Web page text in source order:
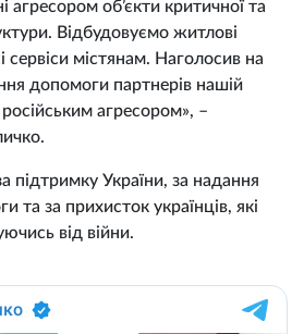
об’єкти критичної та
Відбудовуємо житлові
сервіси містянам. Наголосив на
допомоги партнерів нашій
агресором», –
підтримку України, за надання
та за прихисток українців, які
від війни.